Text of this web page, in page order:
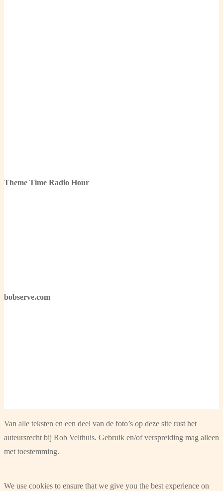
Theme Time Radio Hour
bobserve.com
Van alle teksten en een deel van de foto’s op deze site rust het
auteursrecht bij Rob Velthuis. Gebruik en/of verspreiding mag alleen
met toestemming.
We use cookies to ensure that we give you the best experience on